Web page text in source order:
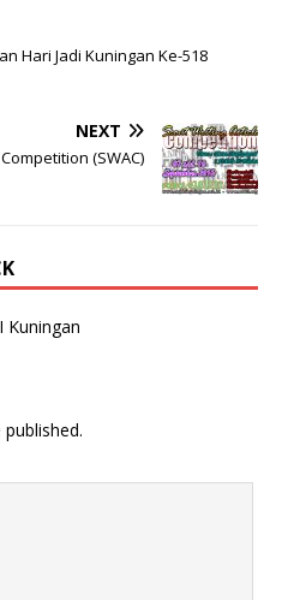
Hari Jadi Kuningan Ke-518
NEXT
(SWAC)
Kuningan